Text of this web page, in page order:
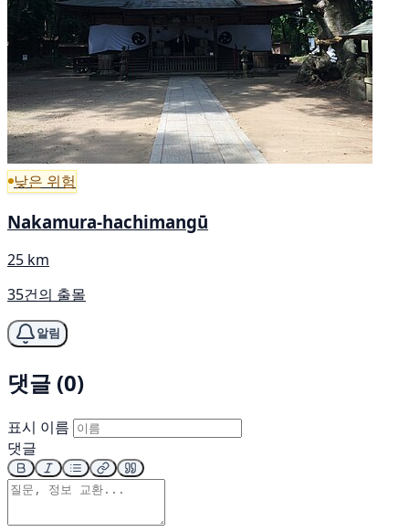
낮은 위험
Nakamura-hachimangū
25 km
35건의 출몰
알림
댓글 (0)
표시 이름
댓글